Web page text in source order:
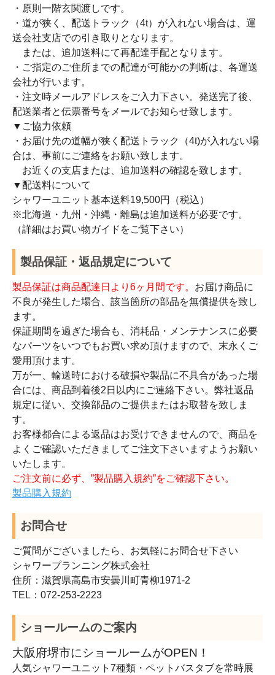
・原則一階玄関渡しです。
・道が狭く、配送トラック（4t）が入れない場合は、運
送会社支店での引き取りとなります。
または、追加送料にて再配達手配となります。
・ご指定のご住所までの配達が可能かの判断は、各運送
会社が行います。
・注文時メールアドレスをご入力下さい。発送完了後、
配送業者と伝票番号をメールでお知らせ致します。
▼ご協力依頼
・お届け先の道幅が狭く配送トラック（4t)が入れない場
合は、事前にご連絡をお願い致します。
お近くの支店または、追加送料の確認を致します。
▼配送料について
シャワーユニット基本送料19,500円（税込）
※北海道・九州・沖縄・離島は追加送料が必要です。
（詳細はお買い物ガイドをご覧下さい）
製品保証・返品規定について
製品保証は商品配達日より6ヶ月間です。 お届け商品に
不良が発生した場合、該当箇所の部品を無償提供を致し
ます。
保証期間を過ぎた場合も、消耗品・メンテナンスに必要
なパーツをいつでもお買い求め頂けますので、末永くご
愛用頂けます。
万が一、輸送時における破損や製品に不具合があった場
合には、商品到着後2日以内にご連絡下さい。弊社返品
規定に従い、交換部品のご提供またはお取替を致しま
す。
お客様都合による返品はお受けできませんので、商品を
よくご確認いただきましてご注文下さいますようお願い
いたします。
ご注文前に必ず、”製品購入規約”をご確認下さい。
製品購入規約
お問合せ
ご質問がございましたら、お気軽にお問合せ下さい
シャワープランニング株式会社
住所：滋賀県高島市安曇川町青柳1971-2
TEL：072-253-2223
ショールームのご案内
大阪府堺市にショールームがOPEN！
人気シャワーユニット7種類・ペットバスタブを常時展